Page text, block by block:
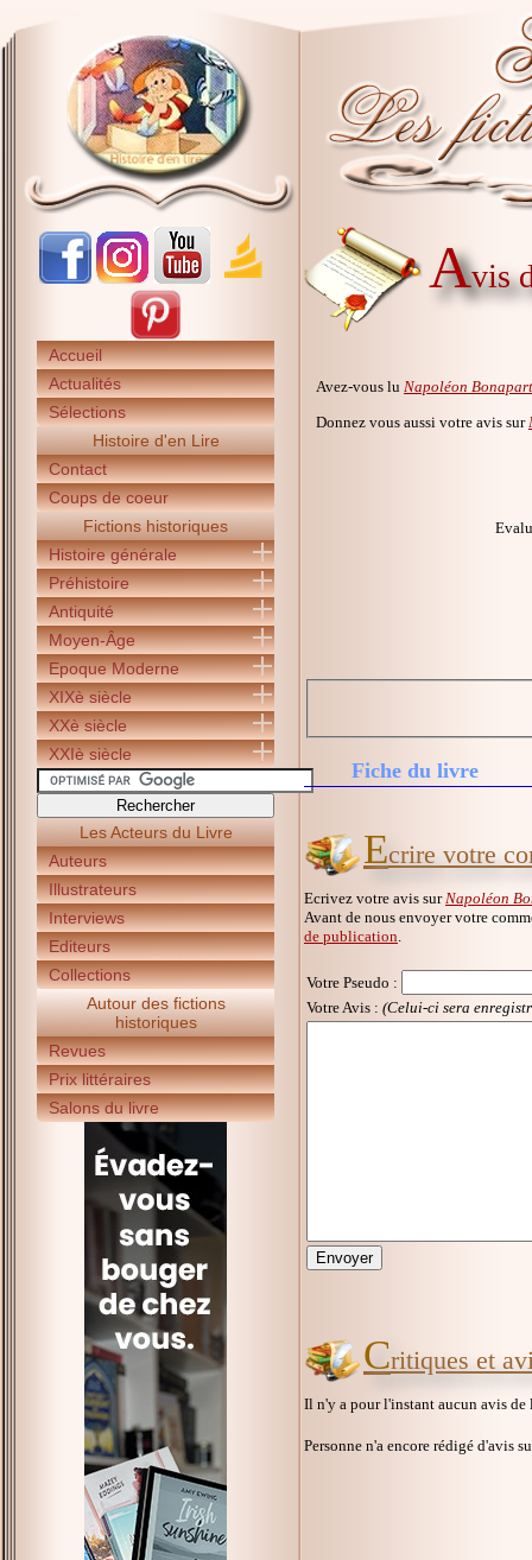
Accueil
Actualités
Sélections
Histoire d'en Lire
Contact
Coups de coeur
Fictions historiques
Histoire générale
Préhistoire
Antiquité
Moyen-Âge
Epoque Moderne
XIXè siècle
XXè siècle
XXIè siècle
Les Acteurs du Livre
Auteurs
Illustrateurs
Interviews
Editeurs
Collections
Autour des fictions
historiques
Revues
Prix littéraires
Salons du livre
Avis
Avez-vous lu Napoléon
Donnez vous aussi votre avis sur
Fiche du livre
Ecrire votre
Ecrivez votre avis sur Napoléon
Avant de nous envoyer votre
de publication
Votre Pseudo :
Votre Avis : (Celui-ci sera
Critiques et
Il n'y a pour l'instant aucun avis
Personne n'a encore rédigé d'avis